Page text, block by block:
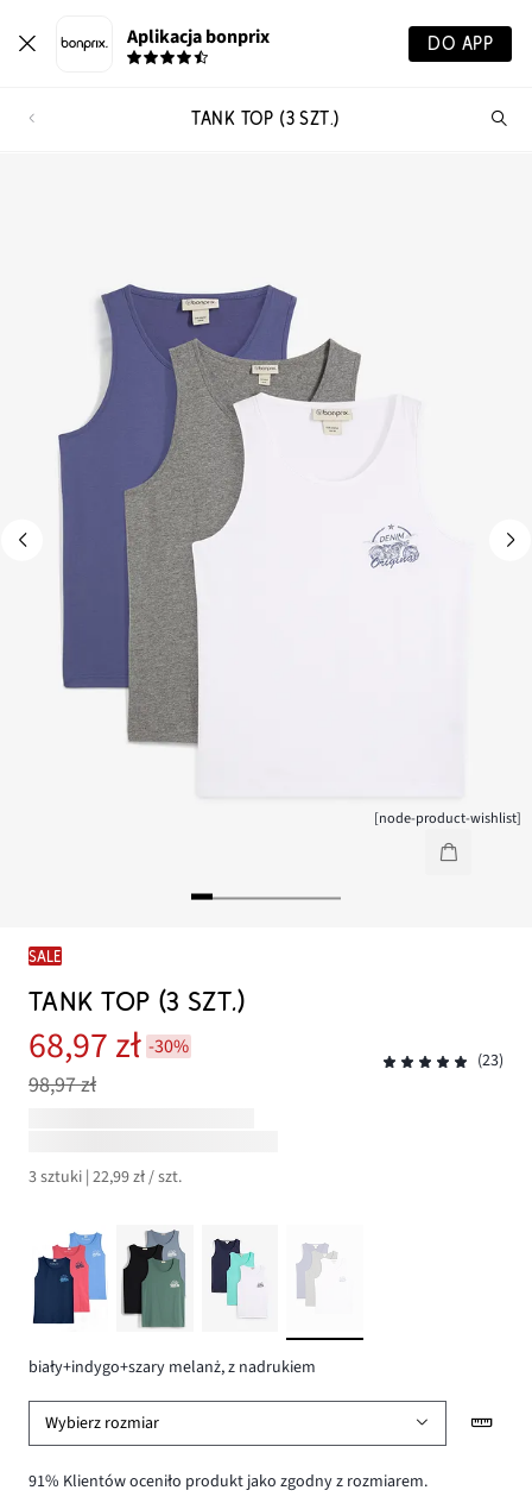
Aplikacja bonprix DO APP
TANK TOP (3 SZT.)
[node-product-wishlist]
SALE
TANK TOP (3 SZT.)
68,97 zł -30%
98,97 zł
(23)
3 sztuki | 22,99 zł / szt.
biały+indygo+szary melanż, z nadrukiem
Wybierz rozmiar
91% Klientów oceniło produkt jako zgodny z rozmiarem.